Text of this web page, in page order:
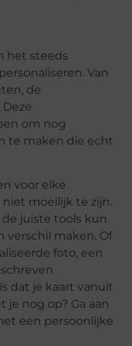
het steeds
Van
de
om nog
te maken die echt
voor elke
moeilijk te zijn.
juiste tools kun
verschil maken. Of
foto, een
dat je kaart vanuit
je nog op? Ga aan
een persoonlijke